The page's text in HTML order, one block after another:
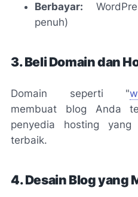
Berbayar:
penuh)
3. Beli Domain dan
Domain seperti "
membuat blog Anda
penyedia hosting
terbaik.
4. Desain Blog yang